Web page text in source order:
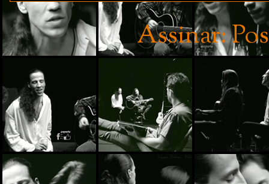
Assinar: